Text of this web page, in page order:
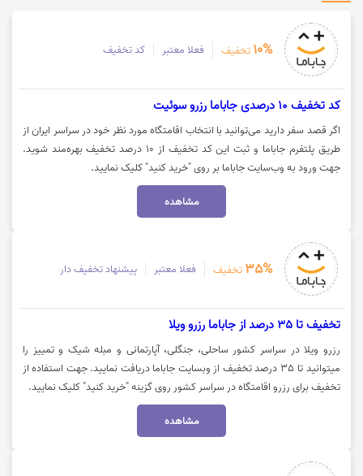
10% تخفیف فعلا معتبر کد تخفیف
کد تخفیف 10 درصدی جاباما رزرو سوئیت
اگر قصد سفر دارید می‌توانید با انتخاب اقامتگاه مورد نظر خود در سراسر ایران از
طریق پلتفرم جاباما و ثبت این کد تخفیف از 10 درصد تخفیف بهره‌مند شوید.
جهت ورود به وب‌سایت جاباما بر روی "خرید کنید" کلیک نمایید.
مشاهده
35% تخفیف فعلا معتبر پیشنهاد تخفیف دار
تخفیف تا 35 درصد از جاباما رزرو ویلا
رزرو ویلا در سراسر کشور ساحلی، جنگلی، آپارتمانی و مبله شیک و تمییز را
میتوانید تا 35 درصد تخفیف از وبسایت جاباما دریافت نمایید. جهت استفاده از
تخفیف برای رزرو اقامتگاه در سراسر کشور روی گزینه "خرید کنید" کلیک نمایید.
مشاهده